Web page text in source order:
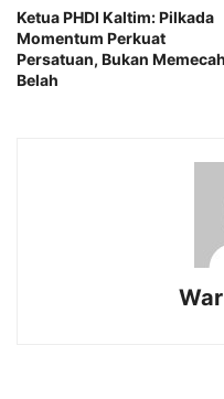
Ketua PHDI Kaltim: Pilkada
Momentum Perkuat
Persatuan, Bukan Memecah
Belah